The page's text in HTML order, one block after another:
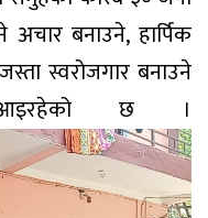
बनाउने, हार्पिक
स्वरोजगार बनाउने
आइरहेको छ ।